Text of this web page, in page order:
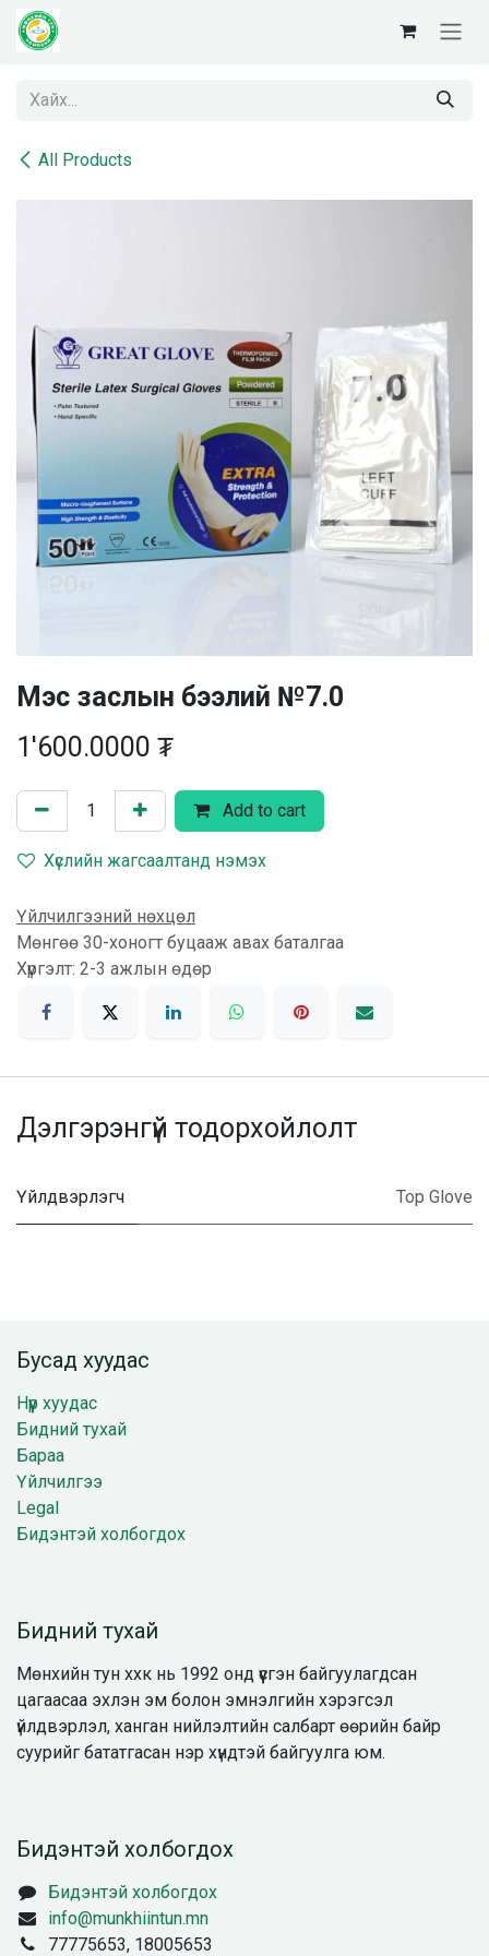
Skip to Content
All Products
Мэс заслын бээлий №7.0
1'600.0000 ₮
Add to cart
Хүслийн жагсаалтанд нэмэх
Үйлчилгээний нөхцөл
Мөнгөө 30-хоногт буцааж авах баталгаа
Хүргэлт: 2-3 ажлын өдөр
Дэлгэрэнгүй тодорхойлолт
Үйлдвэрлэгч Top Glove
Бусад хуудас
Нүүр хуудас
Бидний тухай
Бараа
Үйлчилгээ
Legal
Бидэнтэй холбогдох
Бидний тухай
Мөнхийн тун ххк нь 1992 онд үүсгэн байгуулагдсан
цагаасаа эхлэн эм болон эмнэлгийн хэрэгсэл
үйлдвэрлэл, ханган нийлэлтийн салбарт өөрийн байр
суурийг бататгасан нэр хүндтэй байгуулга юм.
Бидэнтэй холбогдох
Бидэнтэй холбогдох
info@munkhiintun.mn
77775653, 18005653